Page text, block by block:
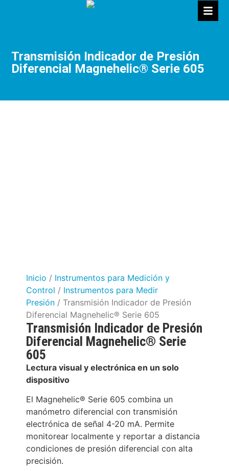
Transmisión Indicador de Presión
Diferencial Magnehelic® Serie 605
Inicio / Instrumentos para Medición y
Control / Instrumentos para Medir
Presión / Transmisión Indicador de Presión
Diferencial Magnehelic® Serie 605
Transmisión Indicador de Presión
Diferencial Magnehelic® Serie
605
Lectura visual y electrónica en un solo
dispositivo
El Magnehelic® Serie 605 combina un
manómetro diferencial con transmisión
electrónica de señal 4-20 mA. Permite
monitorear localmente y reportar a distancia
condiciones de presión diferencial con alta
precisión.